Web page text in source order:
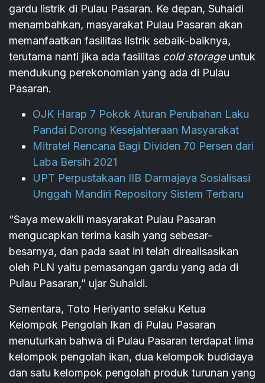
gardu listrik di Pulau Pasaran. Ke depan, Suhaidi
menambahkan, masyarakat Pulau Pasaran akan
memanfaatkan fasilitas listrik sebaik-baiknya,
terutama nanti jika ada fasilitas cold storage untuk
mendukung perekonomian yang ada di Pulau
Pasaran.
OJK Harap 7 Pokok Aturan Perubahan Laku
Pandai Dorong Kesejahteraan Masyarakat
Mitratel Rencana Bagi Dividen 70 Persen dari
Laba Bersih 2021
UPT Perpustakaan IIB Darmajaya Sosialisasi
Unggah Mandiri Repository Sistem Terbaru
“Saya mewakili masyarakat Pulau Pasaran
mengucapkan terima kasih yang sebesar-
besarnya, dan pada saat ini telah direalisasikan
oleh PLN yaitu pemasangan gardu yang ada di
Pulau Pasaran,” ujar Suhaidi.
Sementara, Toto Heriyanto selaku Ketua
Kelompok Pengolah Ikan di Pulau Pasaran
menuturkan bahwa di Pulau Pasaran terdapat lima
kelompok pengolah ikan, dua kelompok budidaya
dan satu kelompok pengolah produk turunan yang